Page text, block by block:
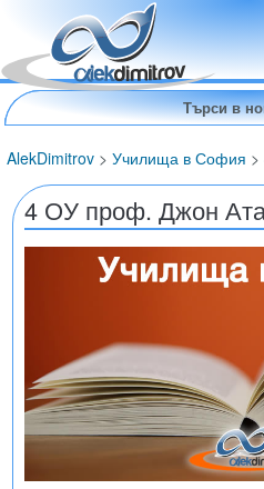
AlekDimitrov > Училища в София >
4 ОУ проф. Джон